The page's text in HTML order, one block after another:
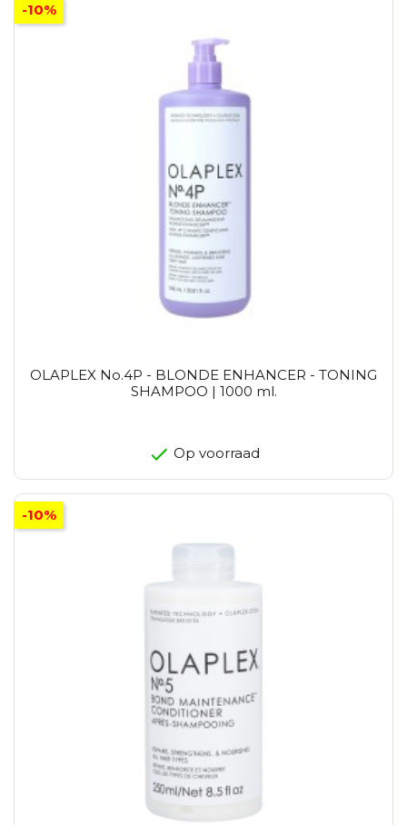
OLAPLEX No.4P - BLONDE ENHANCER - TONING
SHAMPOO | 1000 ml.
-10%
Op voorraad
-10%